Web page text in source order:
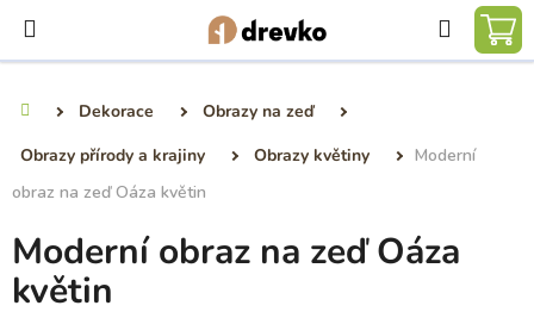
obsah
Hledat
Dekorace
Obrazy na zeď
Obrazy přírody a krajiny
Obrazy květiny
Moderní
obraz na zeď Oáza květin
Moderní obraz na zeď Oáza
květin